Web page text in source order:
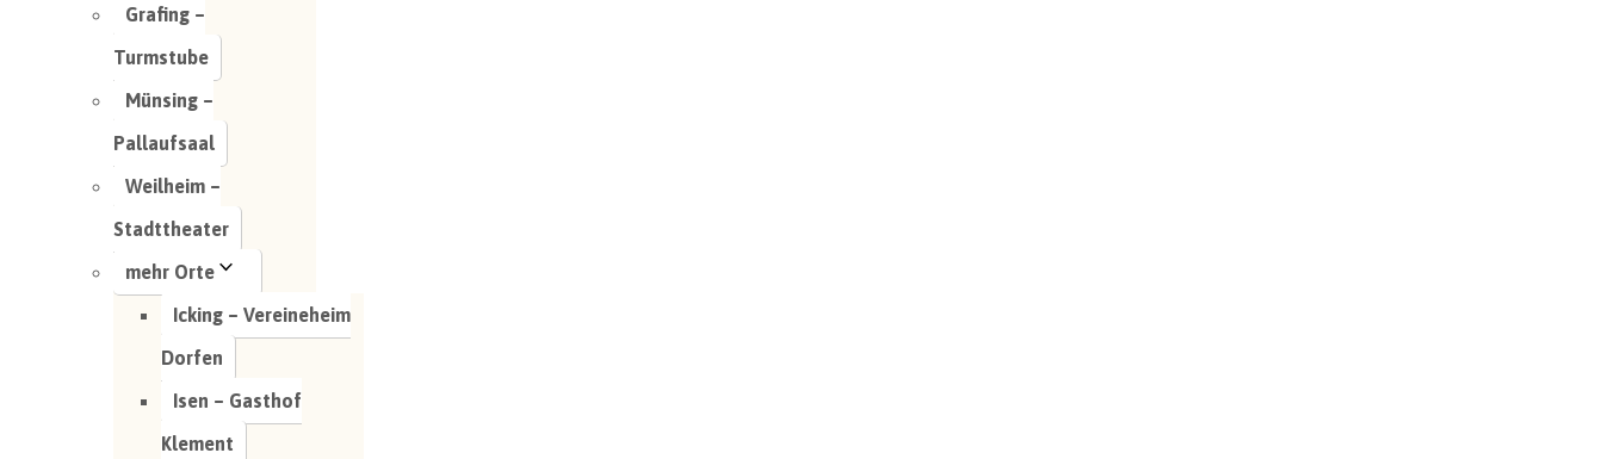
Grafing –
Turmstube
Münsing –
Pallaufsaal
Weilheim –
Stadttheater
mehr Orte
Icking – Vereineheim
Dorfen
Isen – Gasthof
Klement